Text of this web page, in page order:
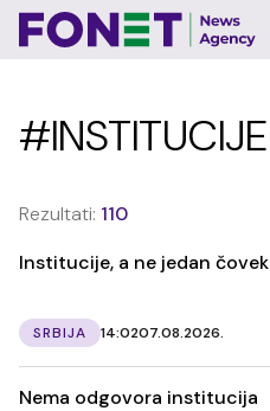
#INSTITUCIJE
Rezultati: 110
Institucije, a ne jedan čovek
SRBIJA 14:0207.08.2026.
Nema odgovora institucija